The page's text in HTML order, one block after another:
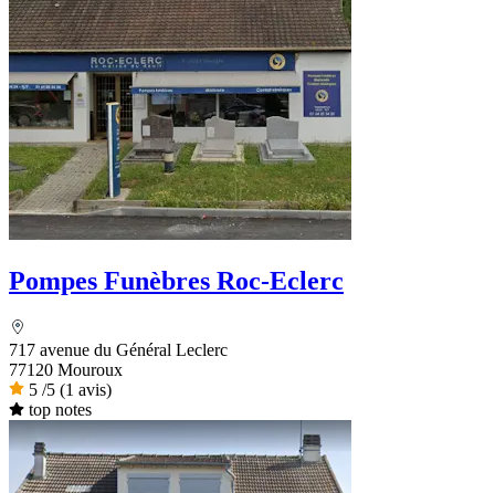
Pompes Funèbres Roc-Eclerc
717 avenue du Général Leclerc
77120 Mouroux
5 /5 (1 avis)
top notes